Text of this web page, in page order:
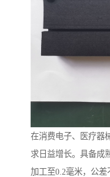
在消费电子、医疗器
求日益增长。具备成
加工至0.2毫米，公